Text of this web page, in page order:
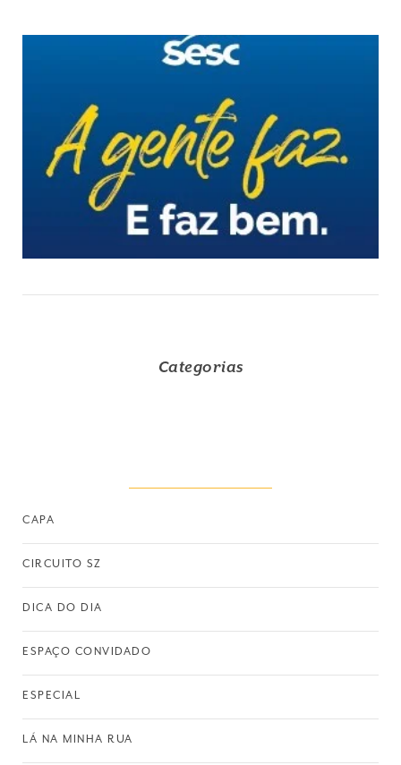
Categorias
CAPA
CIRCUITO SZ
DICA DO DIA
ESPAÇO CONVIDADO
ESPECIAL
LÁ NA MINHA RUA